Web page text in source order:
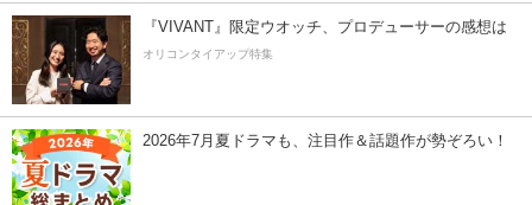
『VIVANT』限定ウオッチ、プロデューサーの感想は
オリコンタイアップ特集
2026年7月夏ドラマも、注目作＆話題作が勢ぞろい！